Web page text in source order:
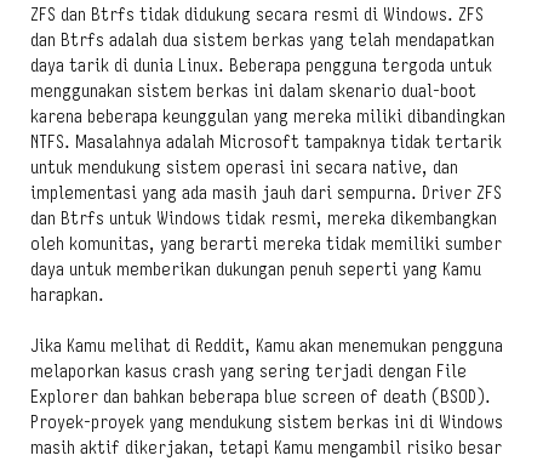
ZFS dan Btrfs tidak didukung secara resmi di Windows. ZFS
dan Btrfs adalah dua sistem berkas yang telah mendapatkan
daya tarik di dunia Linux. Beberapa pengguna tergoda untuk
menggunakan sistem berkas ini dalam skenario dual-boot
karena beberapa keunggulan yang mereka miliki dibandingkan
NTFS. Masalahnya adalah Microsoft tampaknya tidak tertarik
untuk mendukung sistem operasi ini secara native, dan
implementasi yang ada masih jauh dari sempurna. Driver ZFS
dan Btrfs untuk Windows tidak resmi, mereka dikembangkan
oleh komunitas, yang berarti mereka tidak memiliki sumber
daya untuk memberikan dukungan penuh seperti yang Kamu
harapkan.
Jika Kamu melihat di Reddit, Kamu akan menemukan pengguna
melaporkan kasus crash yang sering terjadi dengan File
Explorer dan bahkan beberapa blue screen of death (BSOD).
Proyek-proyek yang mendukung sistem berkas ini di Windows
masih aktif dikerjakan, tetapi Kamu mengambil risiko besar